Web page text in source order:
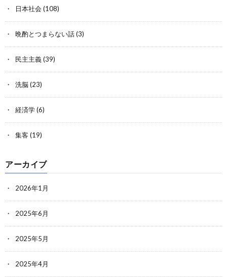
日本社会 (108)
晩酌とつまらない話(3)
民主主義(39)
洗脳(23)
経済学(6)
集客 (19)
アーカイブ
2026年1月
2025年6月
2025年5月
2025年4月